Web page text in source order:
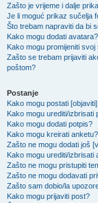
Zašto je vrijeme i dalje
Je li moguć prikaz sučelja
Što trebam napraviti da bi
Kako mogu dodati avatara?
Kako mogu promijeniti svoj
Zašto se trebam prijaviti
poštom?
Postanje
Kako mogu postati
Kako mogu urediti/izbrisati
Kako mogu dodati potpis?
Kako mogu kreirati anketu?
Zašto ne mogu dodati još
Kako mogu urediti/izbrisati
Zašto ne mogu pristupiti
Zašto ne mogu dodavati
Zašto sam dobio/la
Kako mogu prijaviti post?